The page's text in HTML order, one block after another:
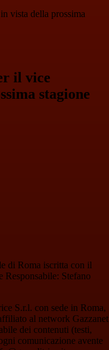
vista della prossima
il vice
stagione
di Roma iscritta con il
Responsabile: Stefano
S.r.l. con sede in Roma,
al network Gazzanet
dei contenuti (testi,
comunicazione avente